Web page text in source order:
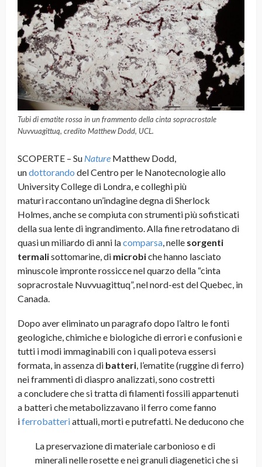
Tubi di ematite rossa in un frammento della cinta sopracrostale
Nuvvuagittuq, credito Matthew Dodd, UCL.
SCOPERTE – Su Nature Matthew Dodd,
undottorando del Centro per le Nanotecnologie allo
University College di Londra, e colleghi più
maturi raccontano un’indagine degna di Sherlock
Holmes, anche se compiuta con strumenti più sofisticati
della sua lente di ingrandimento. Alla fine retrodatano di
quasi un miliardo di anni lacomparsa , nelle sorgenti
termalisottomarine, di microbiche hanno lasciato
minuscole impronte rossicce nel quarzo della “cinta
sopracrostale Nuvvuagittuq”, nel nord-est del Quebec, in
Canada.
Dopo aver eliminato un paragrafo dopo l’altro le fonti
geologiche, chimiche e biologiche di errori e confusioni e
tutti i modi immaginabili con i quali poteva essersi
formata, in assenza di batteri , l’ematite (ruggine di ferro)
nei frammenti di diaspro analizzati, sono costretti
a concludere che si tratta di filamenti fossili appartenuti
a batteri che metabolizzavano il ferro come fanno
iferrobatteriattuali, morti e putrefatti. Ne deducono che
La preservazione di materiale carbonioso e di
minerali nelle rosette e nei granuli diagenetici che si